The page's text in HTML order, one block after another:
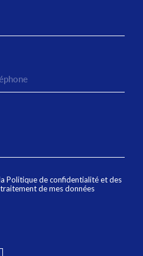
Politique de confidentialité et des
de mes données